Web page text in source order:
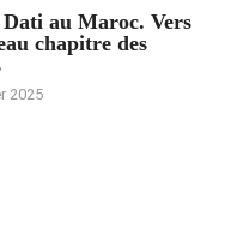
au Maroc. Vers
chapitre des
2025